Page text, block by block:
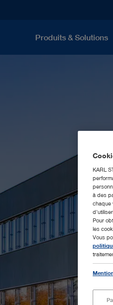
Produits & Solutions
KARL
à des
chaque
Pour
les
Vous